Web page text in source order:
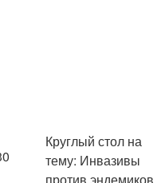
Круглый стол на
тему: Инвазивы